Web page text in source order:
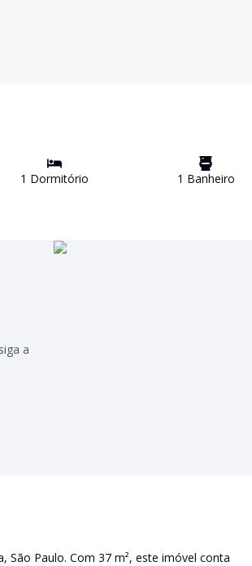
1 Dormitório 1 Banheiro
a
São Paulo. Com 37 m², este imóvel conta